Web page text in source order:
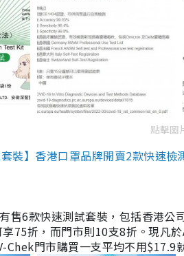
點擊圖
裝】香港口罩品牌開賣2款快速
售6款快速測試套裝，包括香港
75折，而門市則10支8折。現
Chek門市購買一支平均不用$17.9